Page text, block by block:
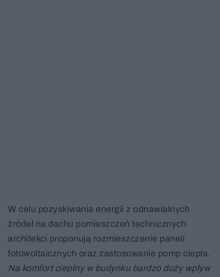
W celu pozyskiwania energii z odnawialnych
źródeł na dachu pomieszczeń technicznych
architekci proponują rozmieszczenie paneli
fotowoltaicznych oraz zastosowanie pomp ciepła.
Na komfort cieplny w budynku bardzo duży wpływ